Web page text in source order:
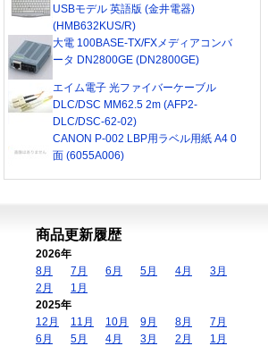
USBモデル 英語版 (金井電器)
(HMB632KUS/R)
大電 100BASE-TX/FXメディアコンバ
ータ DN2800GE (DN2800GE)
エイム電子 光ファイバーケーブル
DLC/DSC MM62.5 2m (AFP2-
DLC/DSC-62-02)
CANON P-002 LBP用ラベル用紙 A4 0
面 (6055A006)
商品更新履歴
2026年
8月
7月 6月 5月 4月
3月
2月
1月
2025年
12月
11月 10月 9月 8月
7月
6月
5月 4月 3月 2月
1月